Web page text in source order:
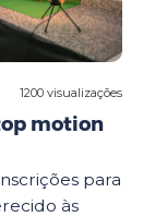
1200 visualizações
motion
para
às